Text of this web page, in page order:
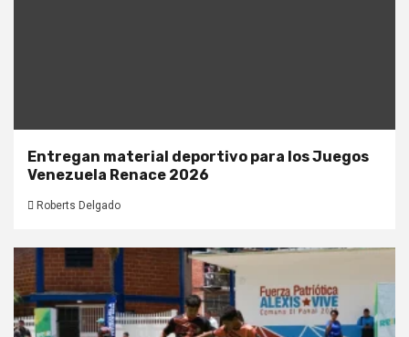
Entregan material deportivo para los Juegos
Venezuela Renace 2026
Roberts Delgado